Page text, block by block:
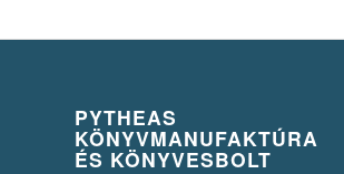
PYTHEAS
KÖNYVMANUFAKTÚRA
ÉS KÖNYVESBOLT